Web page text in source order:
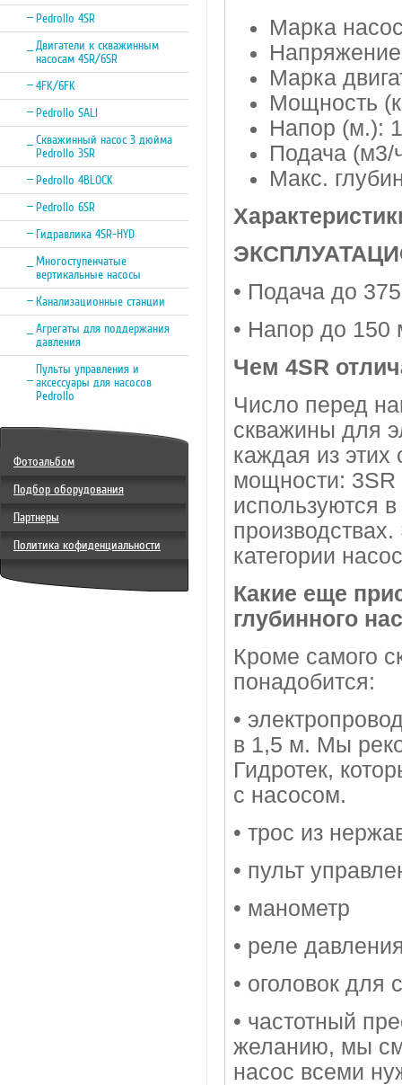
Марка
Марка
Мощность
Напор (м.):
Подача (м3/
Макс.
• Подача до
• Напор до 150
Чем 4SR
Число перед
скважины для
каждая из
мощности:
используются
категории
Какие еще
глубинного
Кроме самого
понадобится:
•
в 1,5 м. Мы
Гидротек,
с насосом.
• трос из
• пульт
• манометр
• реле
• оголовок для
• частотный
желанию, мы
насос всеми
Pedrollo 4SR
Двигатели к скважинным
насосам 4SR/6SR
4FK/6FK
Pedrollo SALI
Скважинный насос 3 дюйма
Pedrollo 3SR
Pedrollo 4BLOCK
Pedrollo 6SR
Гидравлика 4SR-HYD
Многоступенчатые
вертикальные насосы
Канализационные станции
Агрегаты для поддержания
давления
Пульты управления и
аксессуары для насосов
Pedrollo
Фотоальбом
Подбор оборудования
Партнеры
Политика кофиденциальности